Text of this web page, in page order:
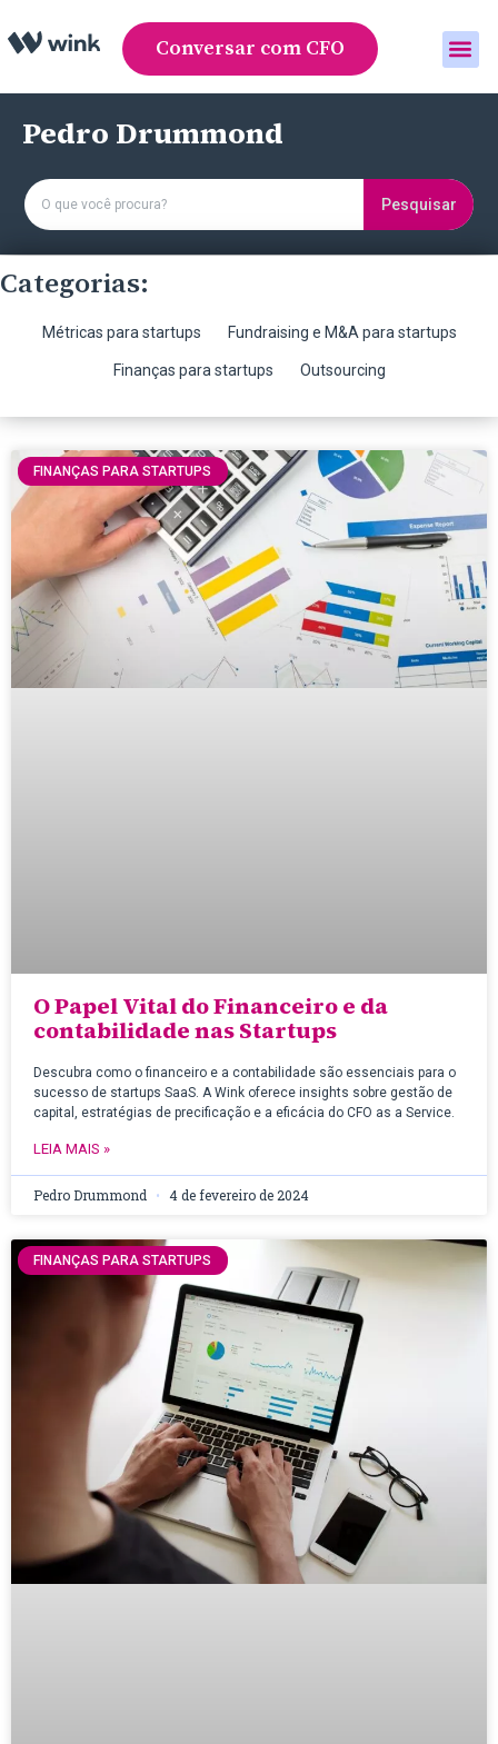
Conversar com CFO
Pedro Drummond
Pesquisar
Categorias:
Métricas para startups Fundraising e M&A para startups
Finanças para startups Outsourcing
FINANÇAS PARA STARTUPS
O Papel Vital do Financeiro e da
contabilidade nas Startups
Descubra como o financeiro e a contabilidade são essenciais para o
sucesso de startups SaaS. A Wink oferece insights sobre gestão de
capital, estratégias de precificação e a eficácia do CFO as a Service.
LEIA MAIS »
Pedro Drummond 4 de fevereiro de 2024
FINANÇAS PARA STARTUPS